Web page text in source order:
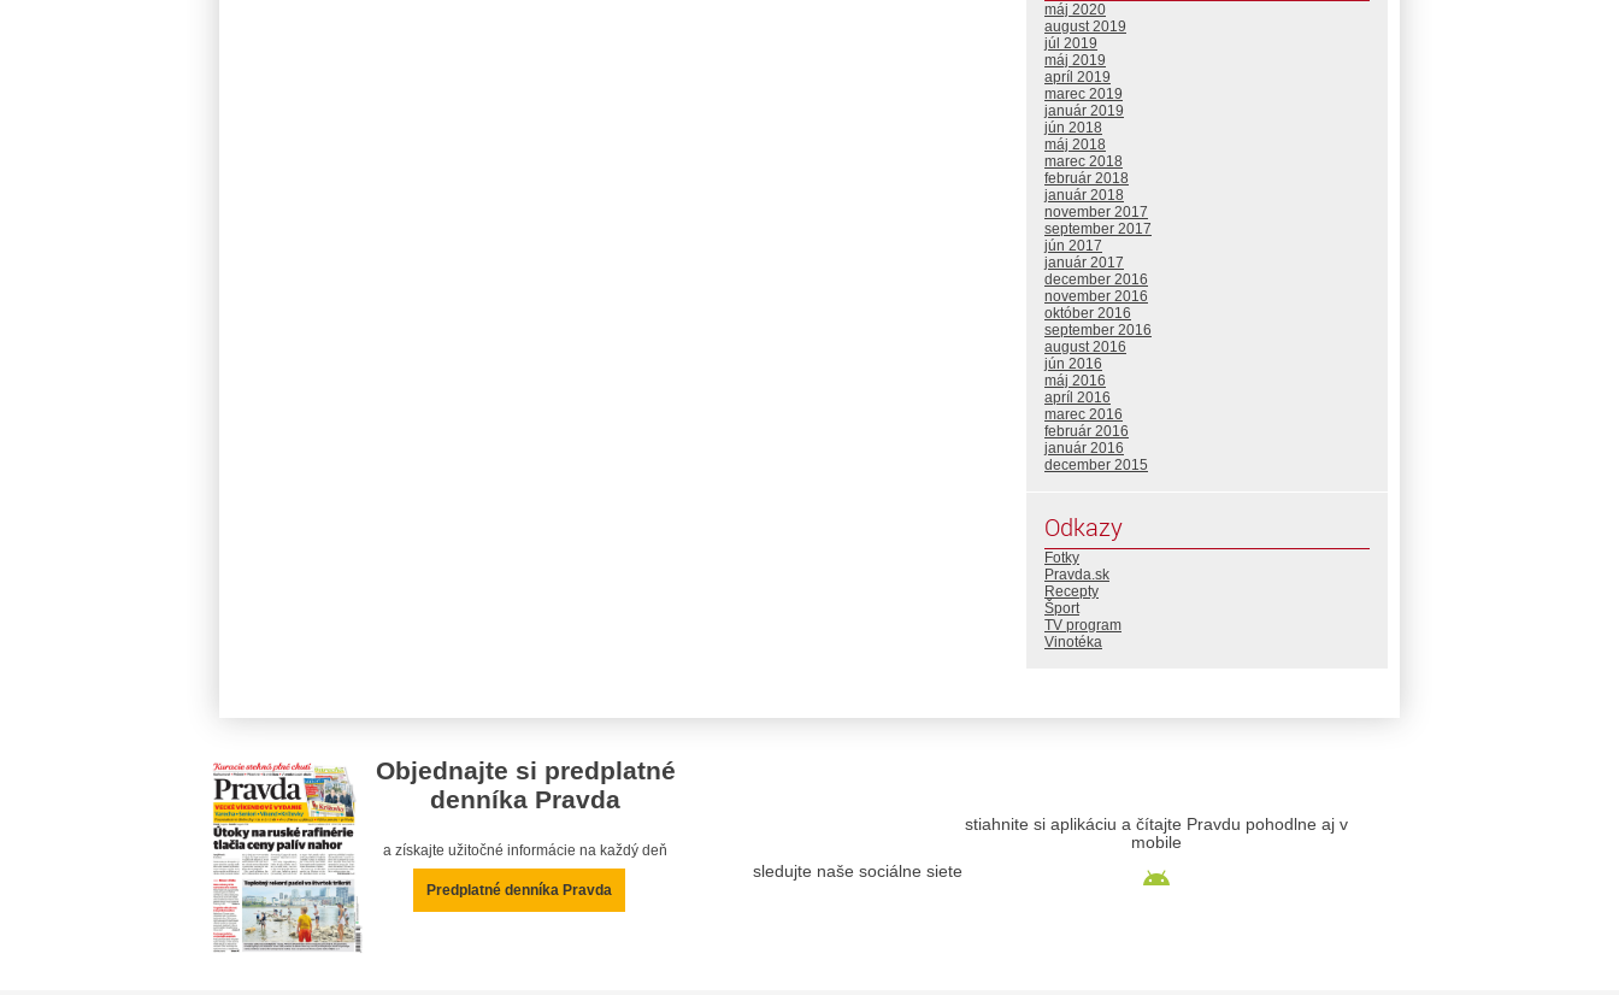
máj 2020
august 2019
júl 2019
máj 2019
apríl 2019
marec 2019
január 2019
jún 2018
máj 2018
marec 2018
február 2018
január 2018
november 2017
september 2017
jún 2017
január 2017
december 2016
november 2016
október 2016
september 2016
august 2016
jún 2016
máj 2016
apríl 2016
marec 2016
február 2016
január 2016
december 2015
Odkazy
Fotky
Pravda.sk
Recepty
Šport
TV program
Vinotéka
Objednajte si predplatné
denníka Pravda
a získajte užitočné informácie na každý deň
Predplatné denníka Pravda
sledujte naše sociálne siete
stiahnite si aplikáciu a čítajte Pravdu pohodlne aj v
mobile